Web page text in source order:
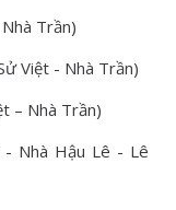
Trần)
Việt - Nhà Trần)
– Nhà Trần)
- Nhà Hậu Lê - Lê